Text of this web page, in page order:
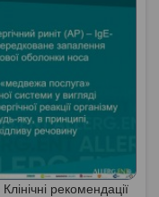
рекомендації